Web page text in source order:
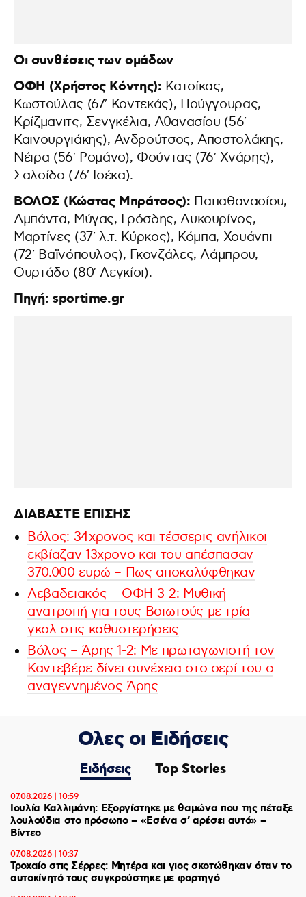
Οι συνθέσεις των ομάδων
ΟΦΗ (Χρήστος Κόντης): Κατσίκας,
Κωστούλας (67′ Κοντεκάς), Πούγγουρας,
Κρίζμανιτς, Σενγκέλια, Αθανασίου (56′
Καινουργιάκης), Ανδρούτσος, Αποστολάκης,
Νέιρα (56′ Ρομάνο), Φούντας (76′ Χνάρης),
Σαλσίδο (76′ Ισέκα).
ΒΟΛΟΣ (Κώστας Μπράτσος): Παπαθανασίου,
Αμπάντα, Μύγας, Γρόσδης, Λυκουρίνος,
Μαρτίνες (37′ λ.τ. Κύρκος), Κόμπα, Χουάνπι
(72′ Βαϊνόπουλος), Γκονζάλες, Λάμπρου,
Ουρτάδο (80′ Λεγκίσι).
Πηγή: sportime.gr
ΔΙΑΒΑΣΤΕ ΕΠΙΣΗΣ
Βόλος: 34χρονος και τέσσερις ανήλικοι
εκβίαζαν 13χρονο και του απέσπασαν
370.000 ευρώ – Πως αποκαλύφθηκαν
Λεβαδειακός – ΟΦΗ 3-2: Μυθική
ανατροπή για τους Βοιωτούς με τρία
γκολ στις καθυστερήσεις
Βόλος – Άρης 1-2: Με πρωταγωνιστή τον
Καντεβέρε δίνει συνέχεια στο σερί του ο
αναγεννημένος Άρης
Ολες οι Ειδήσεις
Ειδήσεις Top Stories
07.08.2026 | 10:59
Ιουλία Καλλιμάνη: Εξοργίστηκε με θαμώνα που της πέταξε
λουλούδια στο πρόσωπο – «Εσένα σ’ αρέσει αυτό» –
Βίντεο
07.08.2026 | 10:37
Τροχαίο στις Σέρρες: Μητέρα και γιος σκοτώθηκαν όταν το
αυτοκίνητό τους συγκρούστηκε με φορτηγό